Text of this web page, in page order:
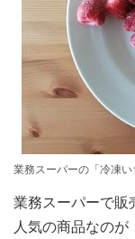
業務スーパーの「冷凍
業務スーパーで販
人気の商品なの